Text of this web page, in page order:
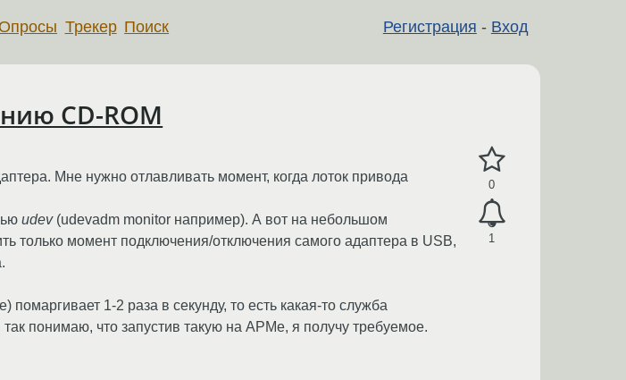
Регистрация - Вход
Опросы Трекер Поиск
CD-ROM
0
1
Мне нужно отлавливать момент, когда лоток привода
udev(udevadm monitor например). А вот на небольшом
только момент подключения/отключения самого адаптера в USB,
1-2 раза в секунду, то есть какая-то служба
понимаю, что запустив такую на АРМе, я получу требуемое.